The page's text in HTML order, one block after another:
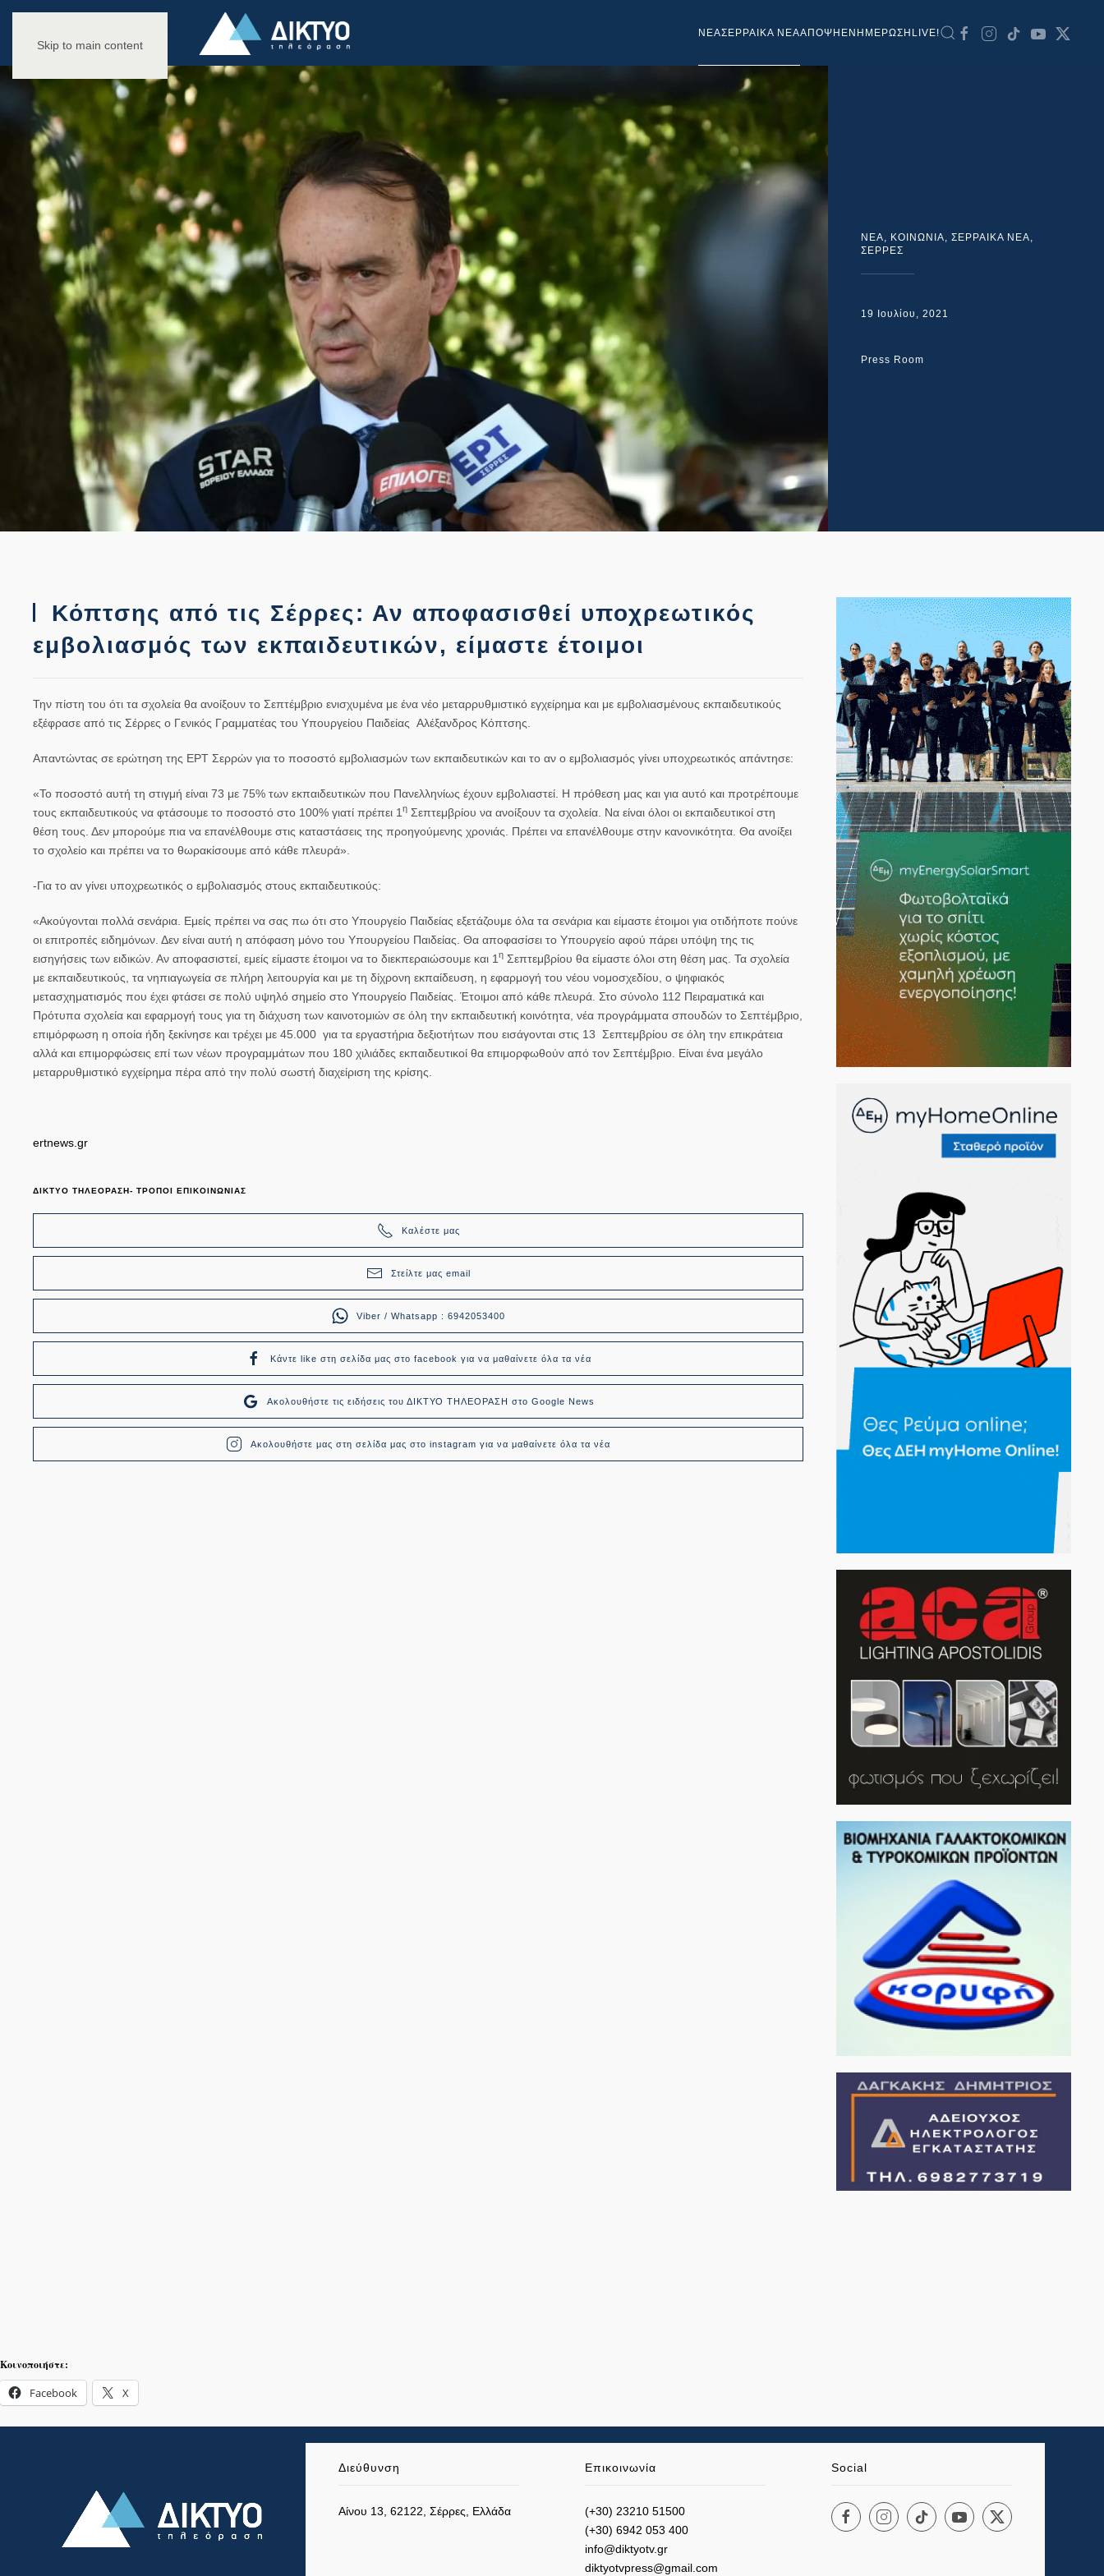
Skip to main content
NEAΣΕΡΡΑΙΚΑ ΝΕΑΑΠΟΨΗ ΕΝΗΜΕΡΩΣΗ LIVE!
NEA, ΚΟΙΝΩΝΙΑ, ΣΕΡΡΑΙΚΑ ΝΕΑ,
ΣΕΡΡΕΣ
19 Ιουλίου, 2021
Press Room
Κόπτσης από τις Σέρρες: Αν αποφασισθεί υποχρεωτικός
εμβολιασμός των εκπαιδευτικών, είμαστε έτοιμοι
Την πίστη του ότι τα σχολεία θα ανοίξουν το Σεπτέμβριο ενισχυμένα με ένα νέο μεταρρυθμιστικό εγχείρημα και με εμβολιασμένους εκπαιδευτικούς
εξέφρασε από τις Σέρρες ο Γενικός Γραμματέας του Υπουργείου Παιδείας Αλέξανδρος Κόπτσης
Απαντώντας σε ερώτηση της ΕΡΤ Σερρών για το ποσοστό εμβολιασμών των εκπαιδευτικών και το αν ο εμβολιασμός γίνει υποχρεωτικός απάντησε:
«Το ποσοστό αυτή τη στιγμή είναι 73 με 75% των εκπαιδευτικών που Πανελληνίως έχουν εμβολιαστεί. Η πρόθεση μας και για αυτό και προτρέπουμε
τους εκπαιδευτικούς να φτάσουμε το ποσοστό στο 100% γιατί πρέπει 1 η Σεπτεμβρίου να ανοίξουν τα σχολεία. Να είναι όλοι οι εκπαιδευτικοί στη
θέση τους. Δεν μπορούμε πια να επανέλθουμε στις καταστάσεις της προηγούμενης χρονιάς. Πρέπει να επανέλθουμε στην κανονικότητα. Θα ανοίξει
το σχολείο και πρέπει να το θωρακίσουμε από κάθε πλευρά».
-Για το αν γίνει υποχρεωτικός ο εμβολιασμός στους εκπαιδευτικούς:
«Ακούγονται πολλά σενάρια. Εμείς πρέπει να σας πω ότι στο Υπουργείο Παιδείας εξετάζουμε όλα τα σενάρια και είμαστε έτοιμοι για οτιδήποτε πούνε
οι επιτροπές ειδημόνων. Δεν είναι αυτή η απόφαση μόνο του Υπουργείου Παιδείας. Θα αποφασίσει το Υπουργείο αφού πάρει υπόψη της τις
εισηγήσεις των ειδικών. Αν αποφασιστεί, εμείς είμαστε έτοιμοι να το διεκπεραιώσουμε και 1 η Σεπτεμβρίου θα είμαστε όλοι στη θέση μας. Τα σχολεία
με εκπαιδευτικούς, τα νηπιαγωγεία σε πλήρη λειτουργία και με τη δίχρονη εκπαίδευση, η εφαρμογή του νέου νομοσχεδίου, ο ψηφιακός
μετασχηματισμός που έχει φτάσει σε πολύ υψηλό σημείο στο Υπουργείο Παιδείας. Έτοιμοι από κάθε πλευρά. Στο σύνολο 112 Πειραματικά και
Πρότυπα σχολεία και εφαρμογή τους για τη διάχυση των καινοτομιών σε όλη την εκπαιδευτική κοινότητα, νέα προγράμματα σπουδών το Σεπτέμβριο,
επιμόρφωση η οποία ήδη ξεκίνησε και τρέχει με 45.000 για τα εργαστήρια δεξιοτήτων που εισάγονται στις 13 Σεπτεμβρίου σε όλη την επικράτεια
αλλά και επιμορφώσεις επί των νέων προγραμμάτων που 180 χιλιάδες εκπαιδευτικοί θα επιμορφωθούν από τον Σεπτέμβριο. Είναι ένα μεγάλο
μεταρρυθμιστικό εγχείρημα πέρα από την πολύ σωστή διαχείριση της κρίσης.
ertnews.gr
ΔΙΚΤΥΟ ΤΗΛΕΟΡΑΣΗ- ΤΡΟΠΟΙ ΕΠΙΚΟΙΝΩΝΙΑΣ
Καλέστε μας
Στείλτε μας email
Viber / Whatsapp : 6942053400
Κάντε like στη σελίδα μας στο facebook για να μαθαίνετε όλα τα νέα
Ακολουθήστε τις ειδήσεις του ΔΙΚΤΥΟ ΤΗΛΕΟΡΑΣΗ στο Google News
Ακολουθήστε μας στη σελίδα μας στο instagram για να μαθαίνετε όλα τα νέα
Κοινοποιήστε:
Facebook X
Διεύθυνση
Αίνου 13, 62122, Σέρρες, Ελλάδα
Επικοινωνία
(+30) 23210 51500
(+30) 6942 053 400
info@diktyotv.gr
diktyotvpress@gmail.com
Social